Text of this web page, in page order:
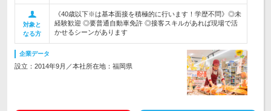
対象と
なる方
《40歳以下※は基本面接を積極的に行います！学歴不問》◎未
経験歓迎 ◎要普通自動車免許 ◎接客スキルがあれば現場で活
かせるシーンがあります
企業データ
設立：2014年9月／本社所在地：福岡県